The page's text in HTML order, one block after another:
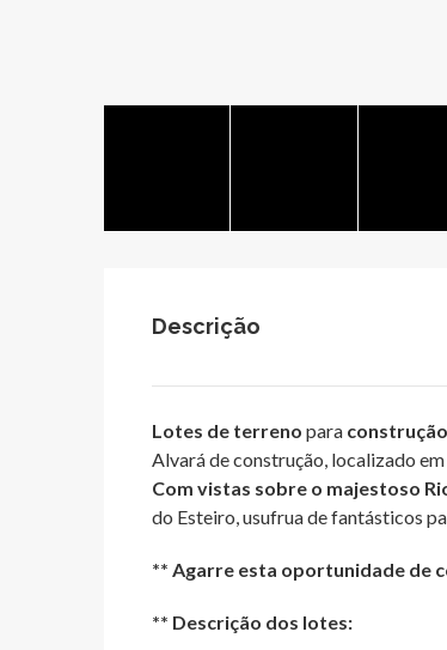
Descrição
Lotes de terreno para
Alvará de construção, localizado
Com vistas sobre o majestoso
do Esteiro, usufrua de fantásticos
** Agarre esta oportunidade de
** Descrição dos lotes: